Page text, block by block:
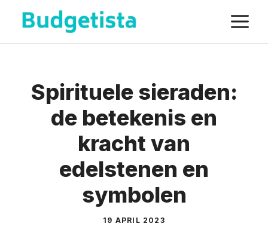
Spring
naar
de
Spirituele sieraden:
de betekenis en
kracht van
edelstenen en
symbolen
19 APRIL 2023